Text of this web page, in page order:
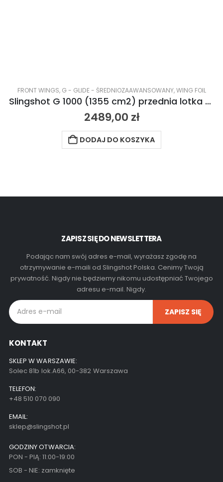
FRONT WINGS, G - GLIDE - ŚREDNIOZAAWANSOWANY,WING FOIL
Slingshot G 1000 (1355 cm2) przednia lotka 2023
2489,00 zł
DODAJ DO KOSZYKA
ZAPISZ SIĘ DO NEWSLETTERA
Podając nam swój adres e-mail, wyrażasz zgodę na
otrzymywanie e-maili od Slingshot Polska. Cenimy Twoją
prywatność. Nigdy nie będziemy nikomu udostępniać Twojego
adresu e-mail. Nigdy.
KONTAKT
SKLEP W WARSZAWIE:
Solec 81b lok.A66, 00-382 Warszawa
TELEFON:
+48 510 070 090
EMAIL:
sklep@slingshot.pl
GODZINY OTWARCIA:
PON - PIĄ: 11:00-19:00
SOB - NIE: zamknięte